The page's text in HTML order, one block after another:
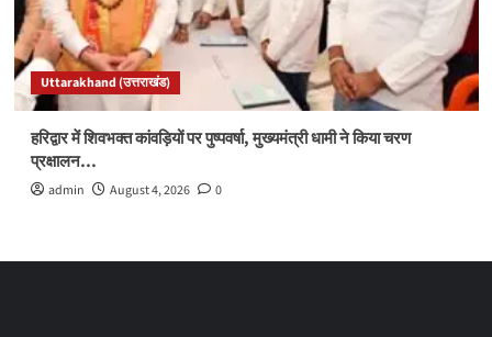
Uttarakhand (उत्तराखंड)
हरिद्वार में शिवभक्त कांवड़ियों पर पुष्पवर्षा, मुख्यमंत्री धामी ने किया चरण
प्रक्षालन…
admin August 4, 2026 0